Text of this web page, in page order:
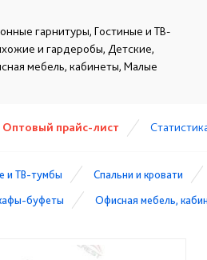
гарнитуры, Гостиные и ТВ-
и гардеробы, Детские,
мебель, кабинеты, Малые
Оптовый прайс-лист
и ТВ-тумбы Спальни и кровати
буфеты Офисная мебель,